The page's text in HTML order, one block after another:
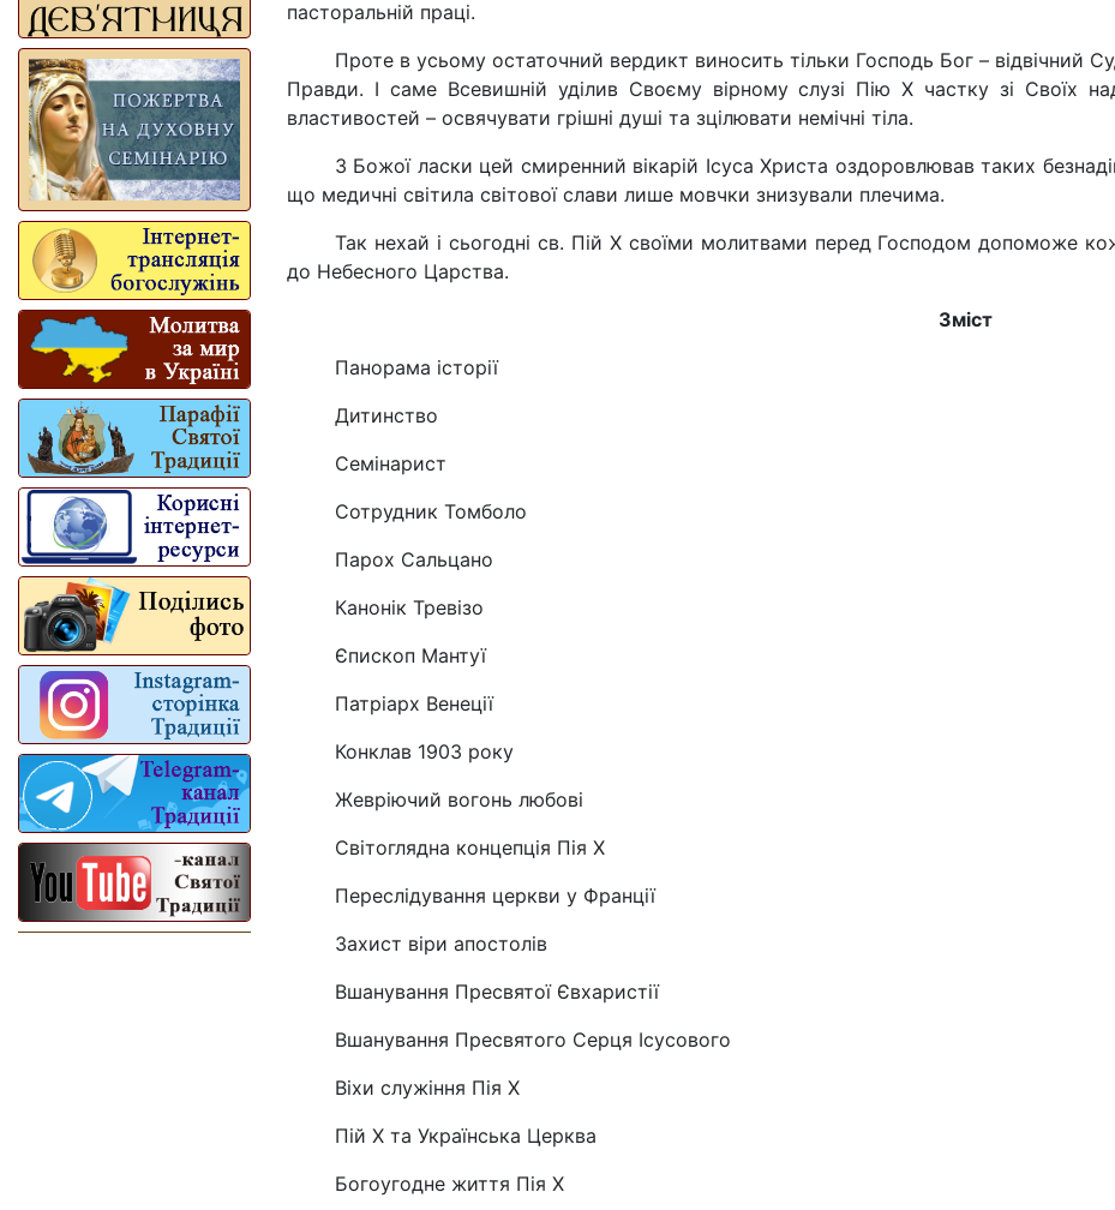
пасторальній праці.
Проте в усьому остаточний вердикт виносить тільки Господь Бог – відвічний
Правди. І саме Всевишній уділив Своєму вірному слузі Пію Х частку зі Своїх
властивостей – освячувати грішні душі та зцілювати немічні тіла.
З Божої ласки цей смиренний вікарій Ісуса Христа оздоровлював таких
що медичні світила світової слави лише мовчки знизували плечима.
Так нехай і сьогодні св. Пій Х своїми молитвами перед Господом допоможе
до Небесного Царства.
Зміст
Панорама історії
Дитинство
Семінарист
Сотрудник Томболо
Парох Сальцано
Канонік Тревізо
Єпископ Мантуї
Патріарх Венеції
Конклав 1903 року
Жевріючий вогонь любові
Світоглядна концепція Пія Х
Переслідування церкви у Франції
Захист віри апостолів
Вшанування Пресвятої Євхаристії
Вшанування Пресвятого Серця Ісусового
Віхи служіння Пія Х
Пій Х та Українська Церква
Богоугодне життя Пія Х